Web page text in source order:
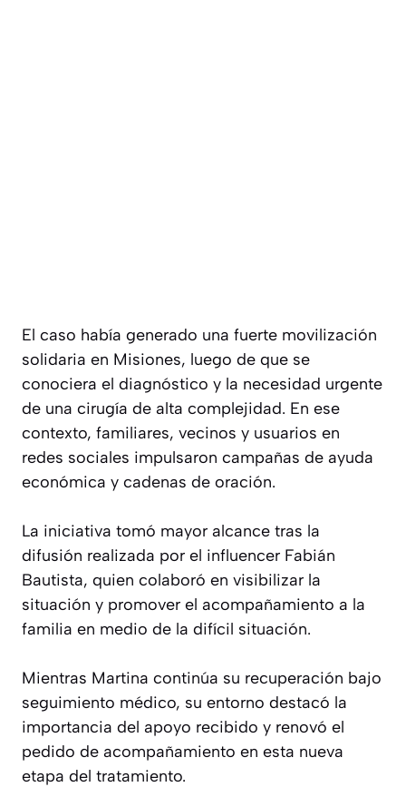
El caso había generado una fuerte movilización
solidaria en Misiones, luego de que se
conociera el diagnóstico y la necesidad urgente
de una cirugía de alta complejidad. En ese
contexto, familiares, vecinos y usuarios en
redes sociales impulsaron campañas de ayuda
económica y cadenas de oración.
La iniciativa tomó mayor alcance tras la
difusión realizada por el influencer Fabián
Bautista, quien colaboró en visibilizar la
situación y promover el acompañamiento a la
familia en medio de la difícil situación.
Mientras Martina continúa su recuperación bajo
seguimiento médico, su entorno destacó la
importancia del apoyo recibido y renovó el
pedido de acompañamiento en esta nueva
etapa del tratamiento.